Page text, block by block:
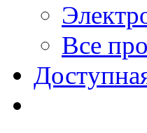
Все